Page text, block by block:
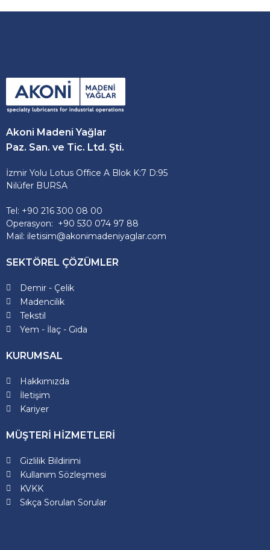
Akoni Madeni Yağlar
Paz. San. ve Tic. Ltd. Şti.
İzmir Yolu Lotus Office A Blok K:7 D:95
Nilüfer BURSA
Tel: +90 216 300 08 00
Operasyon: +90 530 074 97 88
Mail: iletisim@akonimadeniyaglar.com
SEKTÖREL ÇÖZÜMLER
Demir - Çelik
Madencilik
Tekstil
Yem - İlaç - Gıda
KURUMSAL
Hakkımızda
İletişim
Kariyer
MÜŞTERİ HİZMETLERİ
Gizlilik Bildirimi
Kullanım Sözleşmesi
KVKK
Sıkça Sorulan Sorular